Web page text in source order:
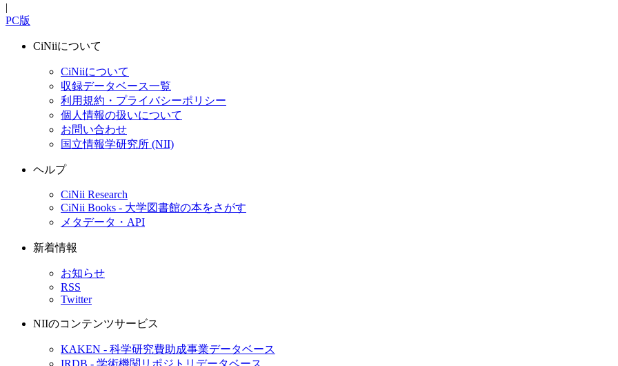
|
PC版
CiNiiについて
CiNiiについて
収録データベース一覧
利用規約・プライバシーポリシー
個人情報の扱いについて
お問い合わせ
国立情報学研究所 (NII)
ヘルプ
CiNii Research
CiNii Books - 大学図書館の本をさがす
メタデータ・API
新着情報
お知らせ
RSS
Twitter
NIIのコンテンツサービス
KAKEN - 科学研究費助成事業データベース
IRDB - 学術機関リポジトリデータベース